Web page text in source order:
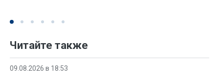
Читайте также
09.08.2026 в 18:53